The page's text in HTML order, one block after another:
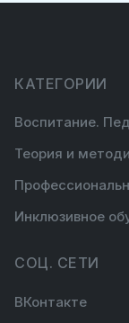
КАТЕГОРИИ
Воспитание.
Теория и
Инклюзивное
СОЦ. СЕТИ
ВКонтакте